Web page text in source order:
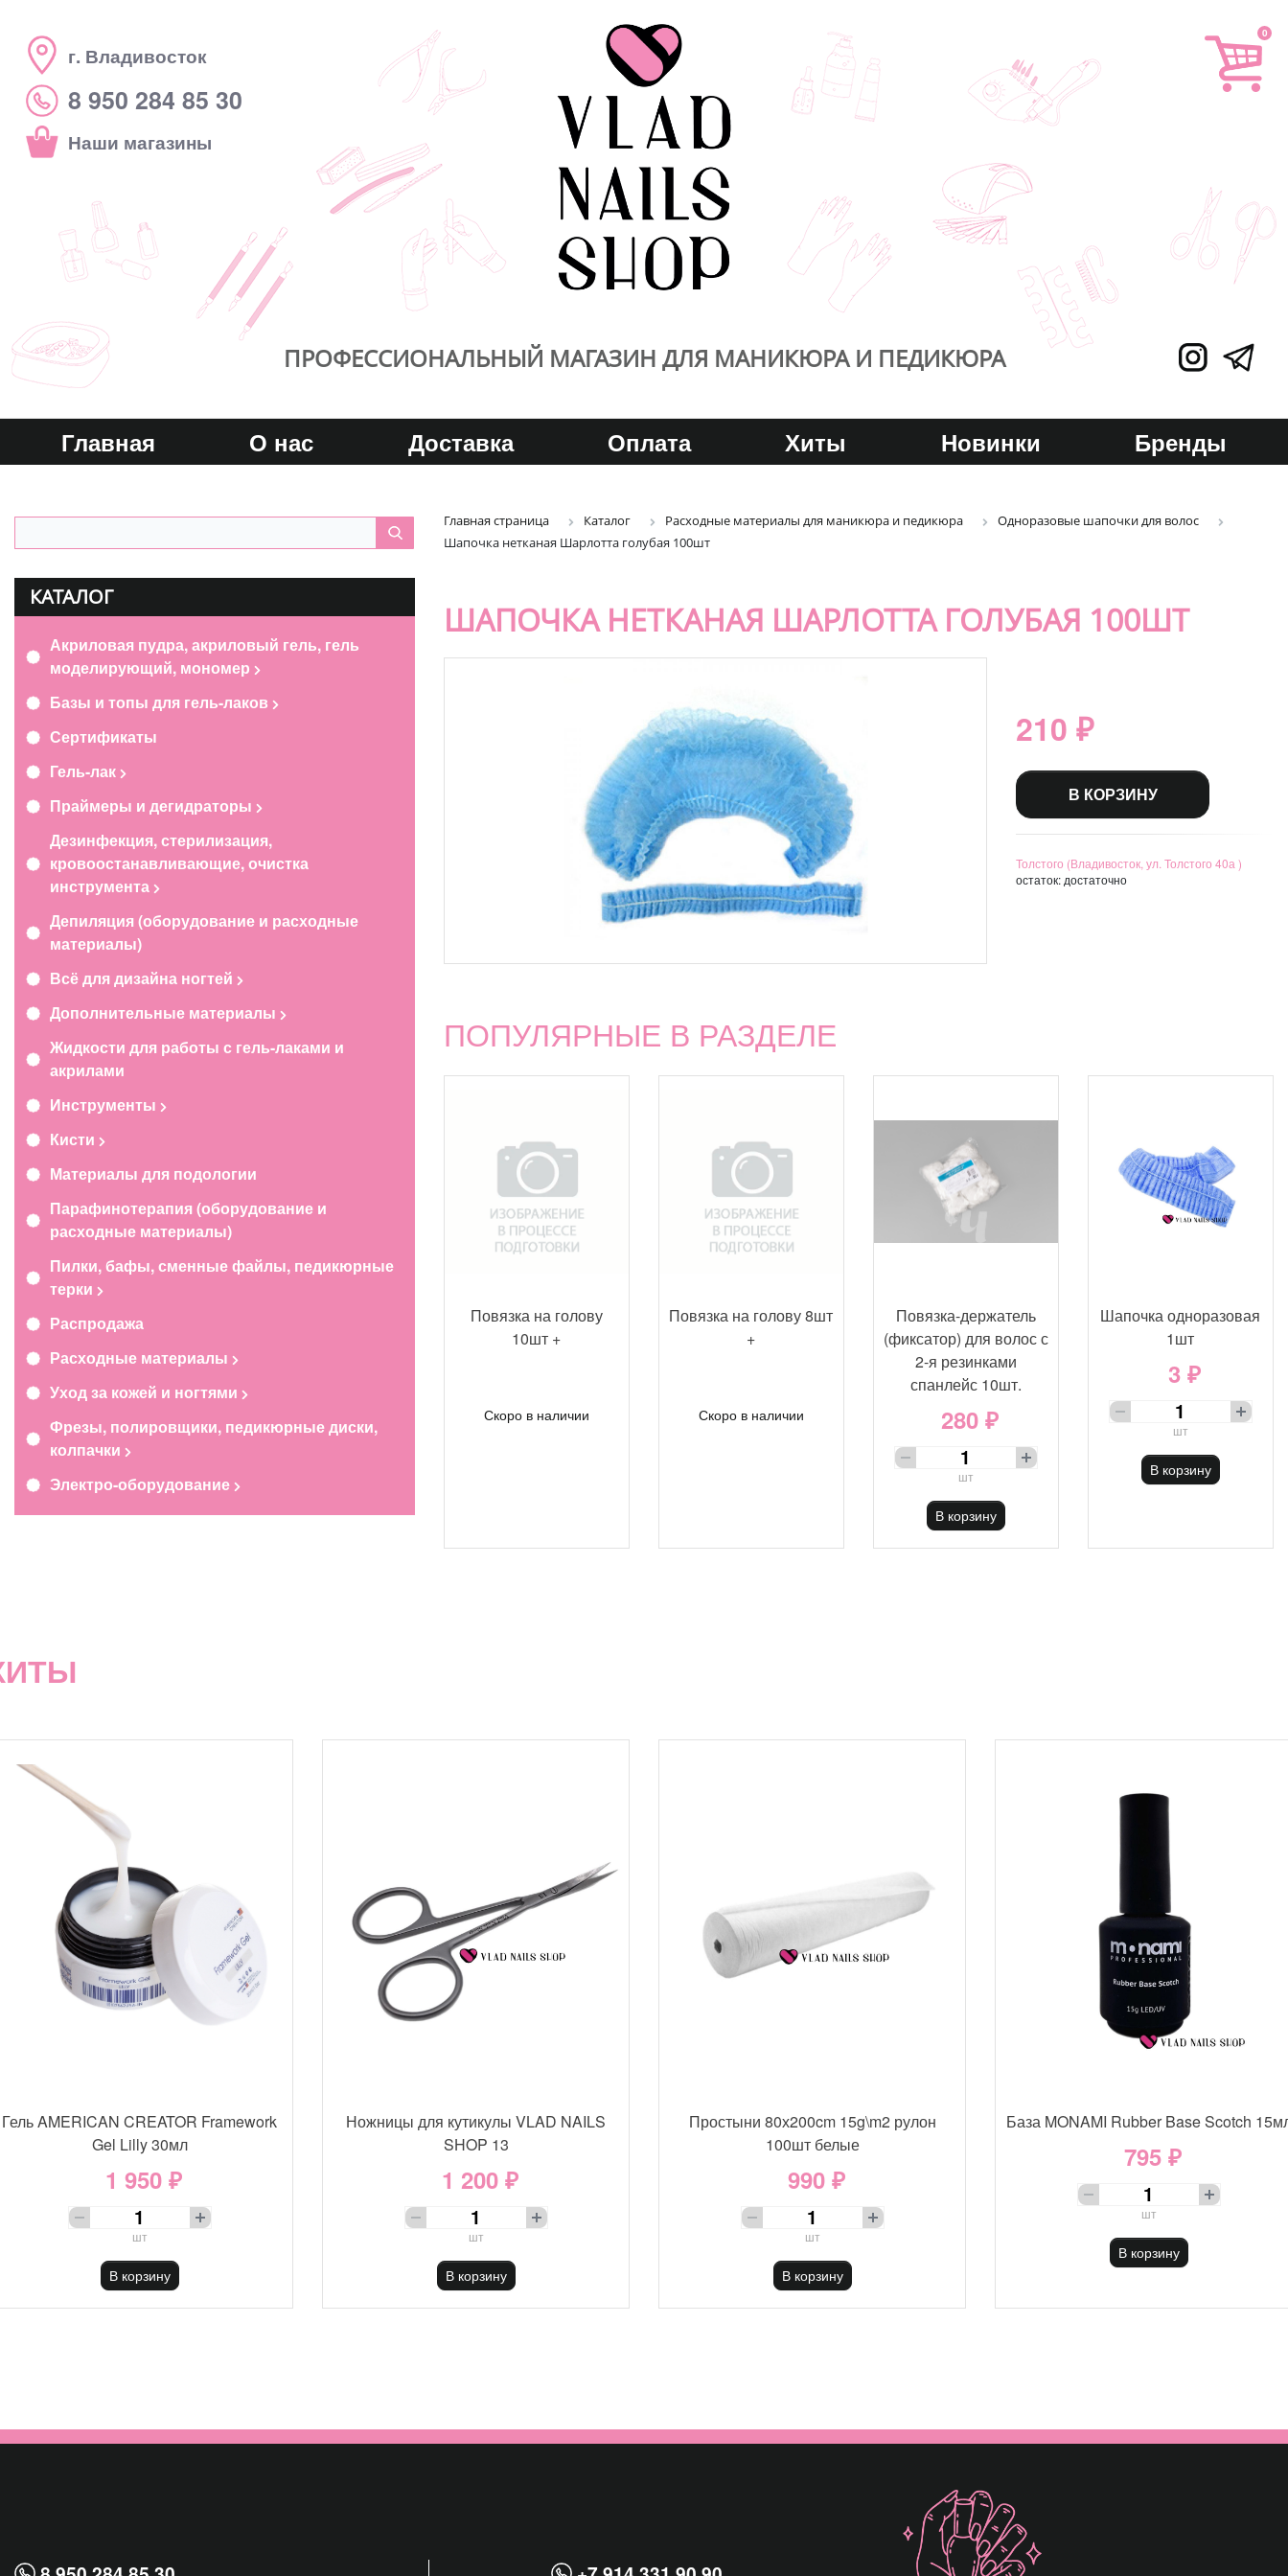
г. Владивосток
8 950 284 85 30
Наши магазины
0
ПРОФЕССИОНАЛЬНЫЙ МАГАЗИН ДЛЯ МАНИКЮРА И ПЕДИКЮРА
Главная О нас Доставка Оплата Хиты Новинки Бренды
Главная страница Каталог Расходные материалы для маникюра и педикюра
Одноразовые шапочки для волос
Шапочка нетканая Шарлотта голубая 100шт
КАТАЛОГ
Акриловая пудра, акриловый гель, гель
моделирующий, мономер
Базы и топы для гель-лаков
Сертификаты
Гель-лак
Праймеры и дегидраторы
Дезинфекция, стерилизация,
кровоостанавливающие, очистка
инструмента
Депиляция (оборудование и расходные
материалы)
Всё для дизайна ногтей
Дополнительные материалы
Жидкости для работы с гель-лаками и
акрилами
Инструменты
Кисти
Материалы для подологии
Парафинотерапия (оборудование и
расходные материалы)
Пилки, бафы, сменные файлы, педикюрные
терки
Распродажа
Расходные материалы
Уход за кожей и ногтями
Фрезы, полировщики, педикюрные диски,
колпачки
Электро-оборудование
ШАПОЧКА НЕТКАНАЯ ШАРЛОТТА ГОЛУБАЯ 100ШТ
210 ₽
В КОРЗИНУ
Толстого (Владивосток, ул. Толстого 40а )
остаток:достаточно
ПОПУЛЯРНЫЕ В РАЗДЕЛЕ
Повязка на голову
10шт +
Скоро в наличии
Повязка на голову 8шт
+
Скоро в наличии
Повязка-держатель
(фиксатор) для волос с
2-я резинками
спанлейс 10шт.
280 ₽
шт
В корзину
Шапочка одноразовая
1шт
3 ₽
шт
В корзину
Гель AMERICAN CREATOR Framework
Gel Lilly 30мл
1 950 ₽
шт
В корзину
Ножницы для кутикулы VLAD NAILS
SHOP 13
1 200 ₽
шт
В корзину
Простыни 80х200cm 15g\m2 рулон
100шт белые
990 ₽
шт
В корзину
База MONAMI Rubber Base Scotch
795 ₽
шт
В корзину